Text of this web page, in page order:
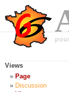
Views
Page
Discussion